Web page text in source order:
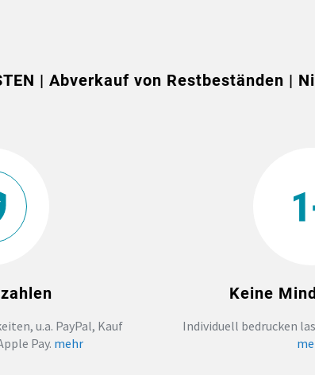
| Abverkauf von Restbeständen |
u.a. PayPal, Kauf
Pay. mehr
Keine
Individuell bedrucken